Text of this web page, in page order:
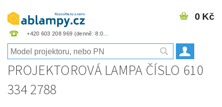
+420 603 208 969
0 Kč
PROJEKTOROVÁ LAMPA ČÍSLO 610
334 2788